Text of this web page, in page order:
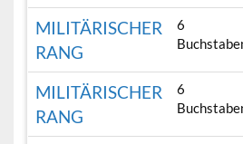
MILITÄRISCHER
RANG
6
MILITÄRISCHER
RANG
6